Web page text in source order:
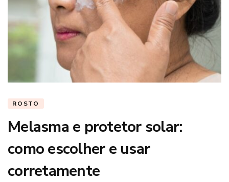
ROSTO
Melasma e protetor solar:
como escolher e usar
corretamente